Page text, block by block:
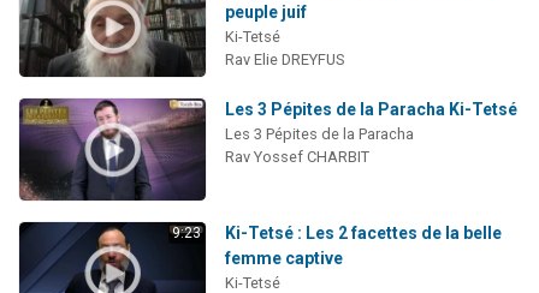
peuple juif
Ki-Tetsé
Rav Elie DREYFUS
Les 3 Pépites de la Paracha Ki-Tetsé
Les 3 Pépites de la Paracha
Rav Yossef CHARBIT
9:23
Ki-Tetsé : Les 2 facettes de la belle
femme captive
Ki-Tetsé